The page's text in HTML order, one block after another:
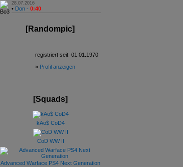
28.07.2016
• Don - 0:40
[Randompic]
registriert seit: 01.01.1970
» Profil anzeigen
[Squads]
kAo$ CoD4
CoD WW II
Advanced Warface PS4 Next Generation